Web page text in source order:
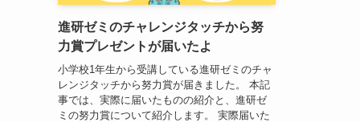
進研ゼミのチャレンジタッチから努
力賞プレゼントが届いたよ
小学校1年生から受講している進研ゼミのチャ
レンジタッチから努力賞が届きました。 本記
事では、実際に届いたものの紹介と、進研ゼ
ミの努力賞について紹介します。 実際届いた